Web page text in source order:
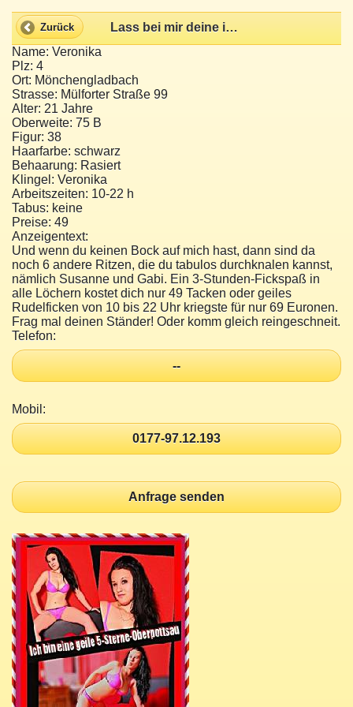
Zurück
Lass bei mir deine innere Sau raus!
Name: Veronika
Plz: 4
Ort: Mönchengladbach
Strasse: Mülforter Straße 99
Alter: 21 Jahre
Oberweite: 75 B
Figur: 38
Haarfarbe: schwarz
Behaarung: Rasiert
Klingel: Veronika
Arbeitszeiten: 10-22 h
Tabus: keine
Preise: 49
Anzeigentext:
Und wenn du keinen Bock auf mich hast, dann sind da
noch 6 andere Ritzen, die du tabulos durchknalen kannst,
nämlich Susanne und Gabi. Ein 3-Stunden-Fickspaß in
alle Löchern kostet dich nur 49 Tacken oder geiles
Rudelficken von 10 bis 22 Uhr kriegste für nur 69 Euronen.
Frag mal deinen Ständer! Oder komm gleich reingeschneit.
Telefon:
--
Mobil:
0177-97.12.193
Anfrage senden